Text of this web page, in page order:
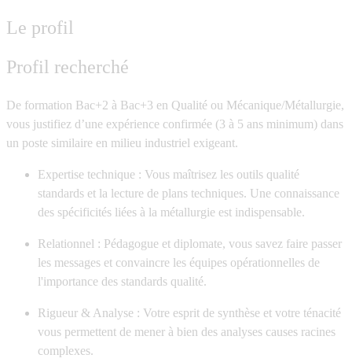
Le profil
Profil recherché
De formation Bac+2 à Bac+3 en Qualité ou Mécanique/Métallurgie,
vous justifiez d’une expérience confirmée (3 à 5 ans minimum) dans
un poste similaire en milieu industriel exigeant.
Expertise technique : Vous maîtrisez les outils qualité
standards et la lecture de plans techniques. Une connaissance
des spécificités liées à la métallurgie est indispensable.
Relationnel : Pédagogue et diplomate, vous savez faire passer
les messages et convaincre les équipes opérationnelles de
l'importance des standards qualité.
Rigueur & Analyse : Votre esprit de synthèse et votre ténacité
vous permettent de mener à bien des analyses causes racines
complexes.